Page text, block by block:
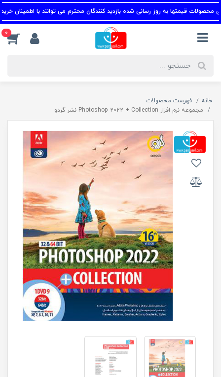
قیمتها به روز رسانی شده بازدید کنندگان محترم می توانند با اطمینان خرید
0
خانه
فهرست محصولات
مجموعه نرم افزار Photoshop 2022 + Collection نشر گردو